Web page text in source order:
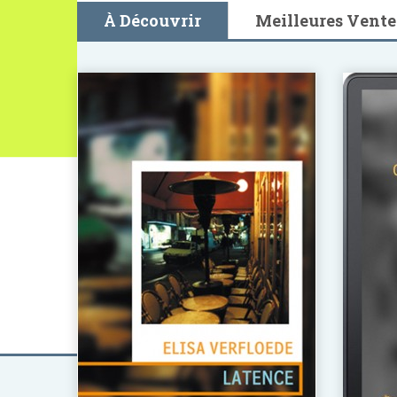
À Découvrir Meilleures